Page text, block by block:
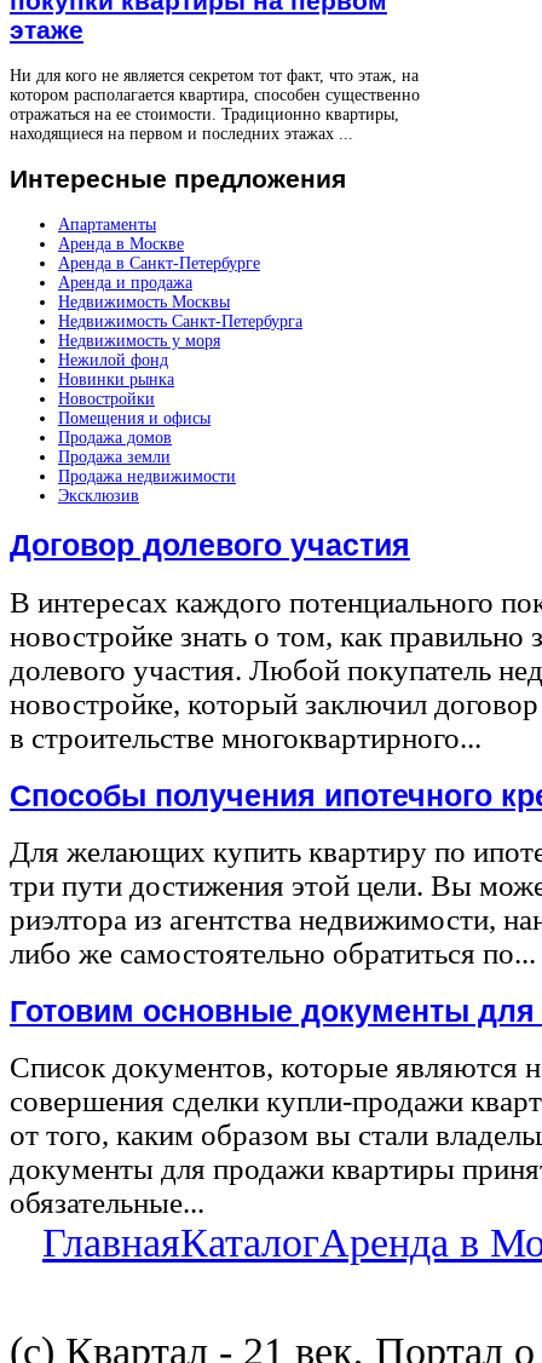
этаже
Ни для кого не является секретом тот факт, что этаж, на
котором располагается квартира, способен существенно
отражаться на ее стоимости. Традиционно квартиры,
находящиеся на первом и последних этажах ...
Интересные предложения
Апартаменты
Аренда в Москве
Аренда в Санкт-Петербурге
Аренда и продажа
Недвижимость Москвы
Недвижимость Санкт-Петербурга
Недвижимость у моря
Нежилой фонд
Новинки рынка
Новостройки
Помещения и офисы
Продажа домов
Продажа земли
Продажа недвижимости
Эксклюзив
Договор долевого участия
В интересах каждого потенциального
новостройке знать о том, как правильно
долевого участия. Любой покупатель
новостройке, который заключил
в строительстве многоквартирного...
Способы получения ипотечного
Для желающих купить квартиру по
три пути достижения этой цели. Вы
риэлтора из агентства недвижимости,
либо же самостоятельно обратиться по...
Готовим основные документы
Список документов, которые являются
совершения сделки купли-продажи
от того, каким образом вы стали
документы для продажи квартиры
обязательные...
ГлавнаяКаталогАренда в
(с) Квартал - 21 век, Портал